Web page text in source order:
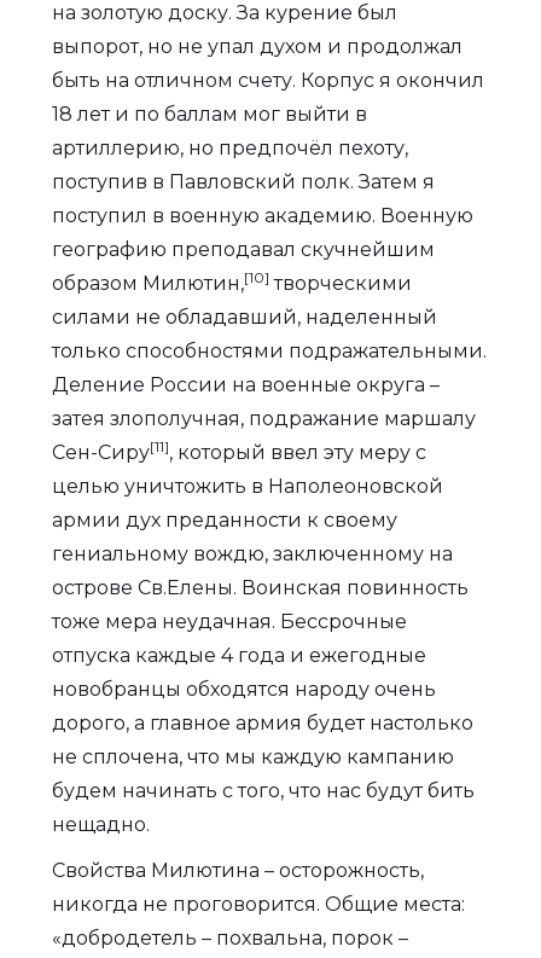
на золотую доску. За курение был
выпорот, но не упал духом и продолжал
быть на отличном счету. Корпус я окончил
18 лет и по баллам мог выйти в
артиллерию, но предпочёл пехоту,
поступив в Павловский полк. Затем я
поступил в военную академию. Военную
географию преподавал скучнейшим
образом Милютин,[10] творческими
силами не обладавший, наделенный
только способностями подражательными.
Деление России на военные округа –
затея злополучная, подражание маршалу
Сен-Сиру[11], который ввел эту меру с
целью уничтожить в Наполеоновской
армии дух преданности к своему
гениальному вождю, заключенному на
острове Св.Елены. Воинская повинность
тоже мера неудачная. Бессрочные
отпуска каждые 4 года и ежегодные
новобранцы обходятся народу очень
дорого, а главное армия будет настолько
не сплочена, что мы каждую кампанию
будем начинать с того, что нас будут бить
нещадно.
Свойства Милютина – осторожность,
никогда не проговорится. Общие места:
«добродетель – похвальна, порок –